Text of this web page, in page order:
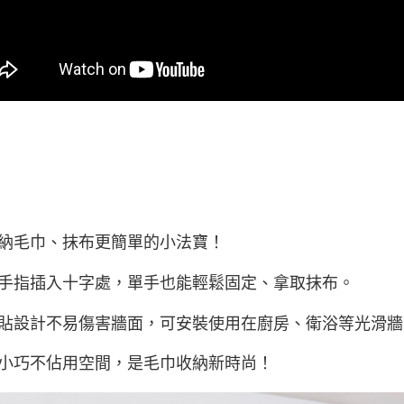
毛巾、抹布更簡單的小法寶！
指插入十字處，單手也能輕鬆固定、拿取抹布。
設計不易傷害牆面，可安裝使用在廚房、衛浴等光滑
巧不佔用空間，是毛巾收納新時尚！